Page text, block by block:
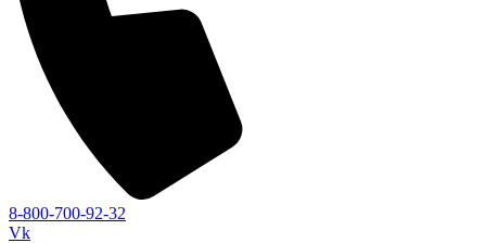
8-800-700-92-32
Vk